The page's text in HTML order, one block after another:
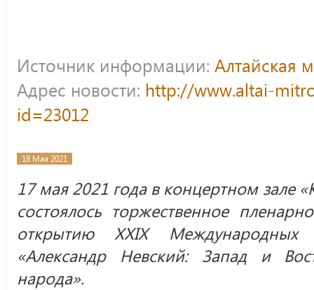
Источник информации: Алтайская
Адрес новости: http://www.altai-
id=23012
18 Мая 2021
17 мая 2021 года в концертном зале
состоялось торжественное
открытию XXIХ Международных
«Александр Невский: Запад и
народа».